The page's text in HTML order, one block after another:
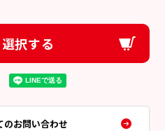
択する
のお問い合わせ